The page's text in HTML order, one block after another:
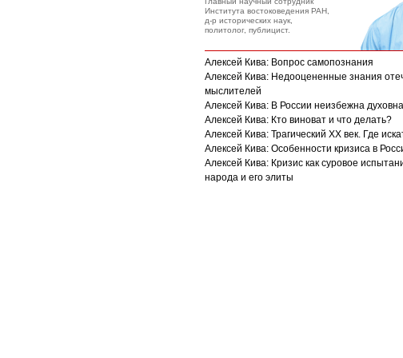
Института востоковедения РАН,
д-р исторических наук,
политолог, публицист.
Алексей Кива: Вопрос самопознания
Алексей Кива: Недооцененные знания
мыслителей
Алексей Кива: В России неизбежна
Алексей Кива: Кто виноват и что делать?
Алексей Кива: Трагический XX век. Где
Алексей Кива: Особенности кризиса в
Алексей Кива: Кризис как суровое
народа и его элиты